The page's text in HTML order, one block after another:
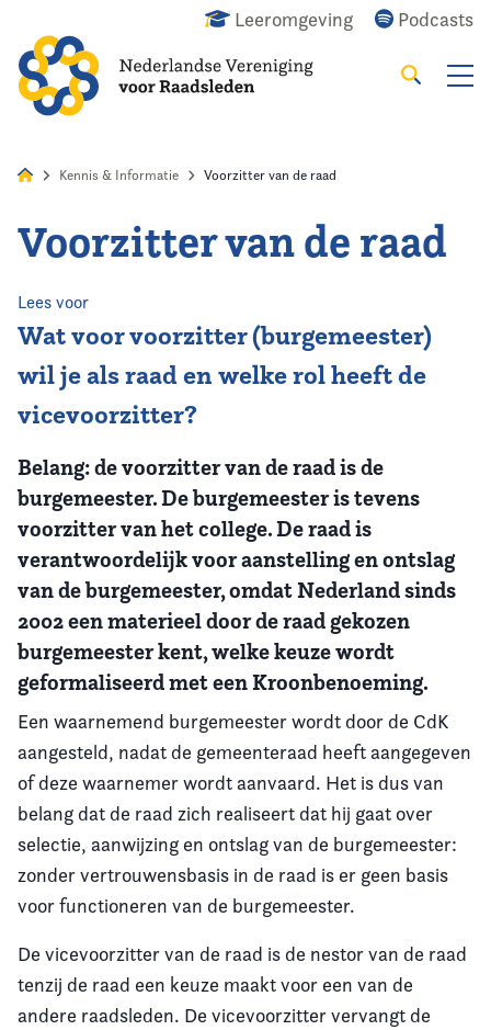
Leeromgeving Podcasts
Zoeken
Home
Agenda
Nieuws
Opleiding
Kennis & Informatie
Vereniging
Contact
Kennis & Informatie Voorzitter van de raad
Voorzitter van de raad
Lees voor
Wat voor voorzitter (burgemeester)
wil je als raad en welke rol heeft de
vicevoorzitter?
Belang: de voorzitter van de raad is de
burgemeester. De burgemeester is tevens
voorzitter van het college. De raad is
verantwoordelijk voor aanstelling en ontslag
van de burgemeester, omdat Nederland sinds
2002 een materieel door de raad gekozen
burgemeester kent, welke keuze wordt
geformaliseerd met een Kroonbenoeming.
Een waarnemend burgemeester wordt door de CdK
aangesteld, nadat de gemeenteraad heeft aangegeven
of deze waarnemer wordt aanvaard. Het is dus van
belang dat de raad zich realiseert dat hij gaat over
selectie, aanwijzing en ontslag van de burgemeester:
zonder vertrouwensbasis in de raad is er geen basis
voor functioneren van de burgemeester.
De vicevoorzitter van de raad is de nestor van de raad
tenzij de raad een keuze maakt voor een van de
andere raadsleden. De vicevoorzitter vervangt de